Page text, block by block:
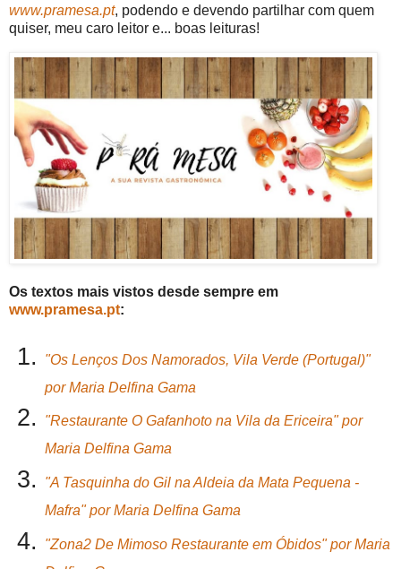
www.pramesa.pt, podendo e devendo partilhar com quem
quiser, meu caro leitor e... boas leituras!
Os textos mais vistos desde sempre em
www.pramesa.pt:
"Os Lenços Dos Namorados, Vila Verde (Portugal)"
por Maria Delfina Gama
"Restaurante O Gafanhoto na Vila da Ericeira" por
Maria Delfina Gama
"A Tasquinha do Gil na Aldeia da Mata Pequena -
Mafra" por Maria Delfina Gama
"Zona2 De Mimoso Restaurante em Óbidos" por Maria